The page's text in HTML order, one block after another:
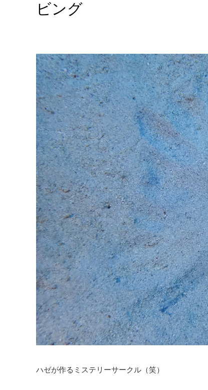
ビング
ハゼが作るミステリーサークル（笑）